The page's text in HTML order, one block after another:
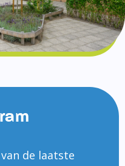
de laatste